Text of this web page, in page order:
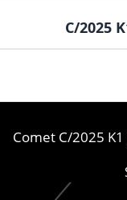
C/2025
Comet C/2025 K1